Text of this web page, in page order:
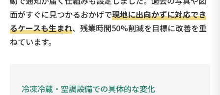
面がすぐに見つかるおかげで現地に出向かずに対応でき
るケースも生まれ、残業時間50%削減を目標に改善を重
ねています。
冷凍冷蔵・空調設備での具体的な変化